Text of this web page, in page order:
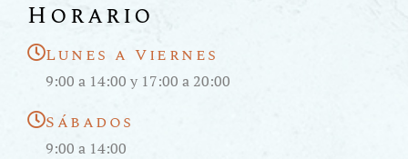
Horario
Lunes a Viernes
9:00 a 14:00 y 17:00 a 20:00
Sábados
9:00 a 14:00